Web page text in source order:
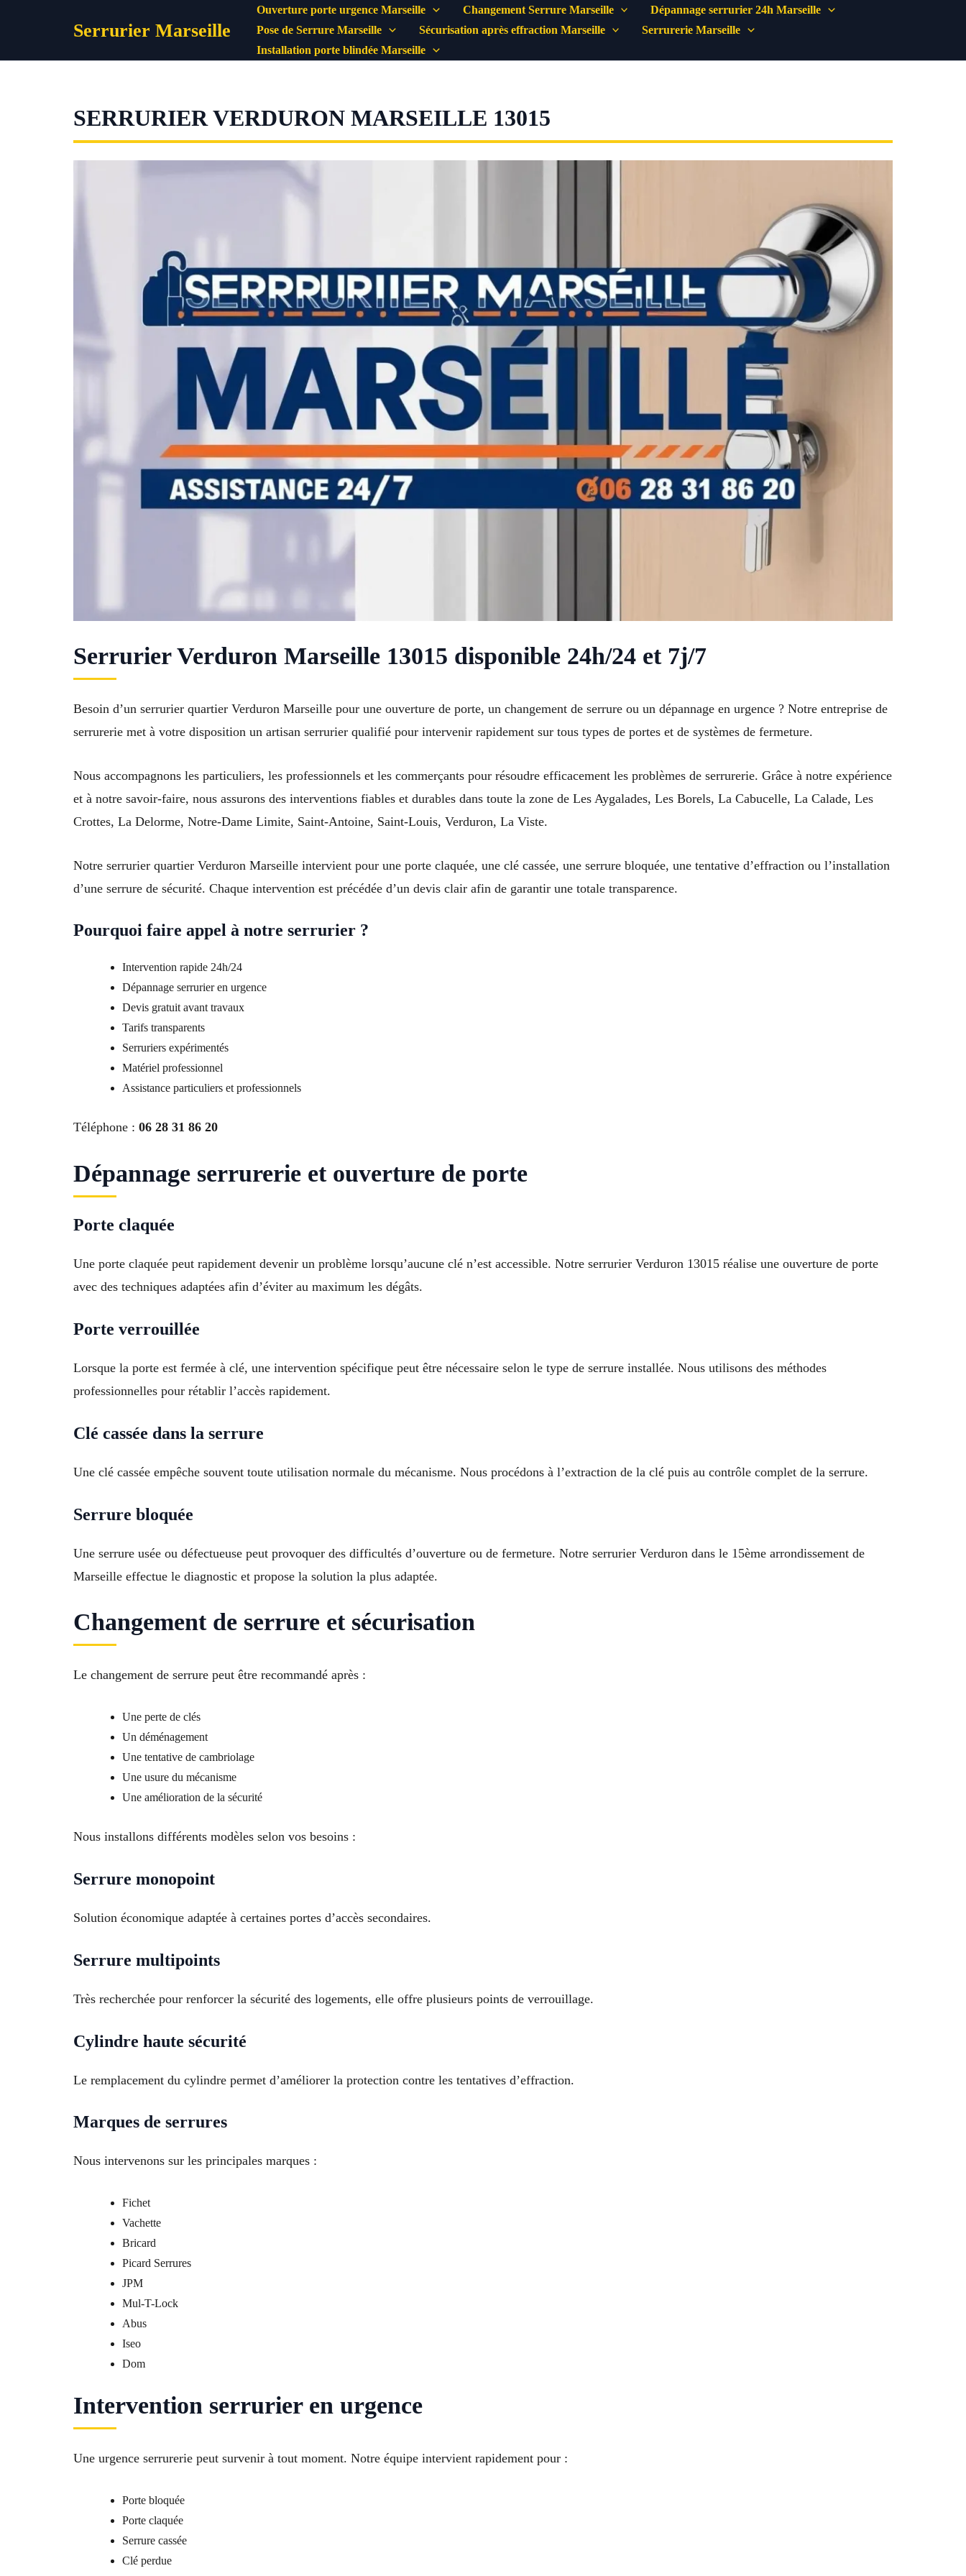
Serrurier Marseille
Ouverture porte urgence Marseille Changement Serrure Marseille
Dépannage serrurier 24h Marseille
Pose de Serrure Marseille
Sécurisation après effraction Marseille
Serrurerie Marseille
Installation porte blindée Marseille
SERRURIER VERDURON MARSEILLE 13015
Serrurier Verduron Marseille 13015 disponible 24h/24 et 7j/7
Besoin d’un serrurier quartier Verduron Marseille pour une ouverture de porte, un changement de serrure ou un dépannage en urgence ? Notre entreprise de
serrurerie met à votre disposition un artisan serrurier qualifié pour intervenir rapidement sur tous types de portes et de systèmes de fermeture.
Nous accompagnons les particuliers, les professionnels et les commerçants pour résoudre efficacement les problèmes de serrurerie. Grâce à notre expérience
et à notre savoir-faire, nous assurons des interventions fiables et durables dans toute la zone de Les Aygalades, Les Borels, La Cabucelle, La Calade, Les
Crottes, La Delorme, Notre-Dame Limite, Saint-Antoine, Saint-Louis, Verduron, La Viste.
Notre serrurier quartier Verduron Marseille intervient pour une porte claquée, une clé cassée, une serrure bloquée, une tentative d’effraction ou l’installation
d’une serrure de sécurité. Chaque intervention est précédée d’un devis clair afin de garantir une totale transparence.
Pourquoi faire appel à notre serrurier ?
Intervention rapide 24h/24
Dépannage serrurier en urgence
Devis gratuit avant travaux
Tarifs transparents
Serruriers expérimentés
Matériel professionnel
Assistance particuliers et professionnels
Téléphone : 06 28 31 86 20
Dépannage serrurerie et ouverture de porte
Porte claquée
Une porte claquée peut rapidement devenir un problème lorsqu’aucune clé n’est accessible. Notre serrurier Verduron 13015 réalise une ouverture de porte
avec des techniques adaptées afin d’éviter au maximum les dégâts.
Porte verrouillée
Lorsque la porte est fermée à clé, une intervention spécifique peut être nécessaire selon le type de serrure installée. Nous utilisons des méthodes
professionnelles pour rétablir l’accès rapidement.
Clé cassée dans la serrure
Une clé cassée empêche souvent toute utilisation normale du mécanisme. Nous procédons à l’extraction de la clé puis au contrôle complet de la serrure.
Serrure bloquée
Une serrure usée ou défectueuse peut provoquer des difficultés d’ouverture ou de fermeture. Notre serrurier Verduron dans le 15ème arrondissement de
Marseille effectue le diagnostic et propose la solution la plus adaptée.
Changement de serrure et sécurisation
Le changement de serrure peut être recommandé après :
Une perte de clés
Un déménagement
Une tentative de cambriolage
Une usure du mécanisme
Une amélioration de la sécurité
Nous installons différents modèles selon vos besoins :
Serrure monopoint
Solution économique adaptée à certaines portes d’accès secondaires.
Serrure multipoints
Très recherchée pour renforcer la sécurité des logements, elle offre plusieurs points de verrouillage.
Cylindre haute sécurité
Le remplacement du cylindre permet d’améliorer la protection contre les tentatives d’effraction.
Marques de serrures
Nous intervenons sur les principales marques :
Fichet
Vachette
Bricard
Picard Serrures
JPM
Mul-T-Lock
Abus
Iseo
Dom
Intervention serrurier en urgence
Une urgence serrurerie peut survenir à tout moment. Notre équipe intervient rapidement pour :
Porte bloquée
Porte claquée
Serrure cassée
Clé perdue